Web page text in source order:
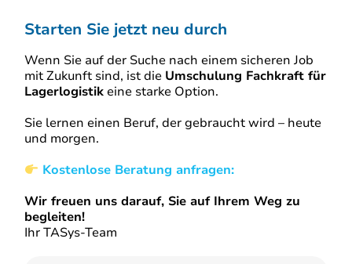
Starten Sie jetzt neu durch
Wenn Sie auf der Suche nach einem sicheren Job
mit Zukunft sind, ist die Umschulung Fachkraft für
Lagerlogistikeine starke Option.
Sie lernen einen Beruf, der gebraucht wird – heute
und morgen.
Kostenlose Beratung anfragen:
Wir freuen uns darauf, Sie auf Ihrem Weg zu
begleiten!
Ihr TASys-Team